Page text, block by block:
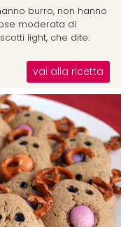
burro, non hanno
moderata di
light, che dite.
vai alla ricetta